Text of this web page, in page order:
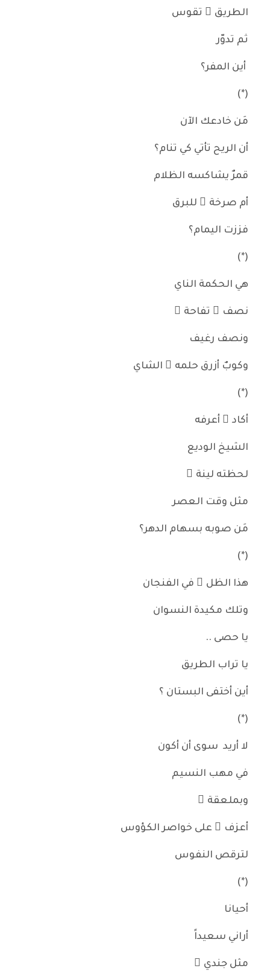
الطريق ُ تقوس
ثم تدوّر
أين المفر؟
(*)
مَن خادعك الآن
أن الريح تأتي كي تنام؟
قمرٌ يشاكسه الظلام
أم صرخة ٌ للبرق
فززت اليمام؟
(*)
هي الحكمة الناي
نصف ُ تفاحة ٍ
ونصف رغيف
وكوبٌ أزرق حلمه ُ الشاي
(*)
أكاد ُ أعرفه
الشيخ الوديع
لحظته لينة ٌ
مثل وقت العصر
مَن صوبه بسهام الدهر؟
(*)
هذا الظل ُ في الفنجان
وتلك مكيدة النسوان
يا حصى ..
يا تراب الطريق
أين أختفى البستان ؟
(*)
لا أريد سوى أن أكون
في مهب النسيم
وبملعقة ٍ
أعزف ُ على خواصر الكؤوس
لترقص النفوس
(*)
أحيانا
أراني سعيداً
مثل جندي ٍ